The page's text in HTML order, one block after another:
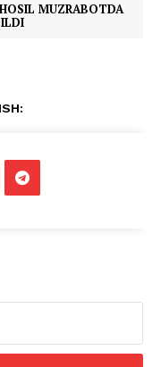
MUZRABOTDA